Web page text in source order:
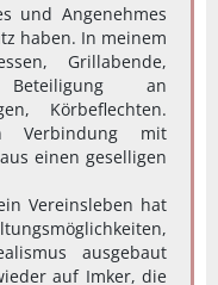
und Angenehmes
haben. In meinem
Grillabende,
Beteiligung an
Körbeflechten.
Verbindung mit
einen geselligen
Vereinsleben hat
ausgebaut
auf Imker, die